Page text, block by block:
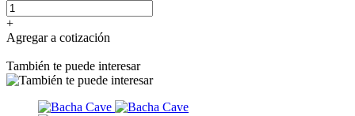
+
Agregar a cotización
También te puede interesar